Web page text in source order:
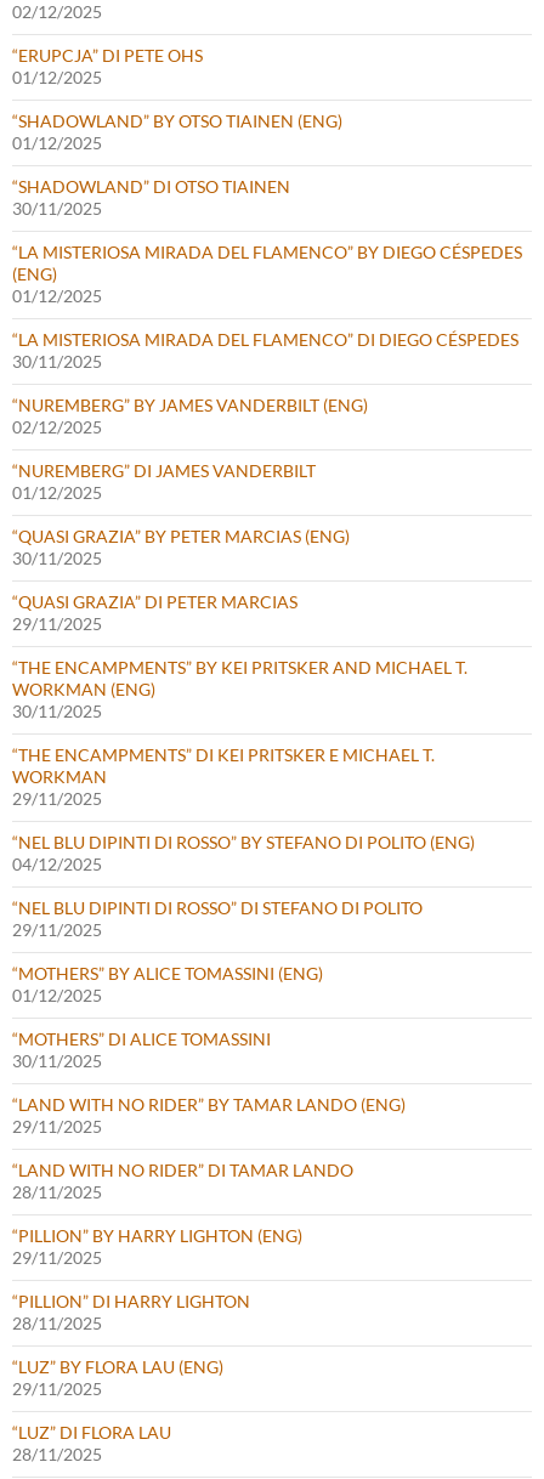
02/12/2025
“ERUPCJA” DI PETE OHS
01/12/2025
“SHADOWLAND” BY OTSO TIAINEN (ENG)
01/12/2025
“SHADOWLAND” DI OTSO TIAINEN
30/11/2025
“LA MISTERIOSA MIRADA DEL FLAMENCO” BY DIEGO CÉSPEDES
(ENG)
01/12/2025
“LA MISTERIOSA MIRADA DEL FLAMENCO” DI DIEGO CÉSPEDES
30/11/2025
“NUREMBERG” BY JAMES VANDERBILT (ENG)
02/12/2025
“NUREMBERG” DI JAMES VANDERBILT
01/12/2025
“QUASI GRAZIA” BY PETER MARCIAS (ENG)
30/11/2025
“QUASI GRAZIA” DI PETER MARCIAS
29/11/2025
“THE ENCAMPMENTS” BY KEI PRITSKER AND MICHAEL T.
WORKMAN (ENG)
30/11/2025
“THE ENCAMPMENTS” DI KEI PRITSKER E MICHAEL T.
WORKMAN
29/11/2025
“NEL BLU DIPINTI DI ROSSO” BY STEFANO DI POLITO (ENG)
04/12/2025
“NEL BLU DIPINTI DI ROSSO” DI STEFANO DI POLITO
29/11/2025
“MOTHERS” BY ALICE TOMASSINI (ENG)
01/12/2025
“MOTHERS” DI ALICE TOMASSINI
30/11/2025
“LAND WITH NO RIDER” BY TAMAR LANDO (ENG)
29/11/2025
“LAND WITH NO RIDER” DI TAMAR LANDO
28/11/2025
“PILLION” BY HARRY LIGHTON (ENG)
29/11/2025
“PILLION” DI HARRY LIGHTON
28/11/2025
“LUZ” BY FLORA LAU (ENG)
29/11/2025
“LUZ” DI FLORA LAU
28/11/2025